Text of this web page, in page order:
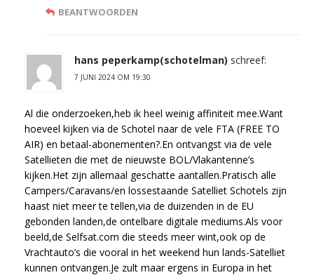
BEANTWOORDEN
hans peperkamp(schotelman) schreef:
7 JUNI 2024 OM 19:30
Al die onderzoeken,heb ik heel weinig affiniteit mee.Want
hoeveel kijken via de Schotel naar de vele FTA (FREE TO
AIR) en betaal-abonementen?.En ontvangst via de vele
Satellieten die met de nieuwste BOL/Vlakantenne’s
kijken.Het zijn allemaal geschatte aantallen.Pratisch alle
Campers/Caravans/en lossestaande Satelliet Schotels zijn
haast niet meer te tellen,via de duizenden in de EU
gebonden landen,de ontelbare digitale mediums.Als voor
beeld,de Selfsat.com die steeds meer wint,ook op de
Vrachtauto’s die vooral in het weekend hun lands-Satelliet
kunnen ontvangen.Je zult maar ergens in Europa in het